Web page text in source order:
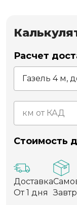
Расчет
Стоимость
Доставка
От 1 дня